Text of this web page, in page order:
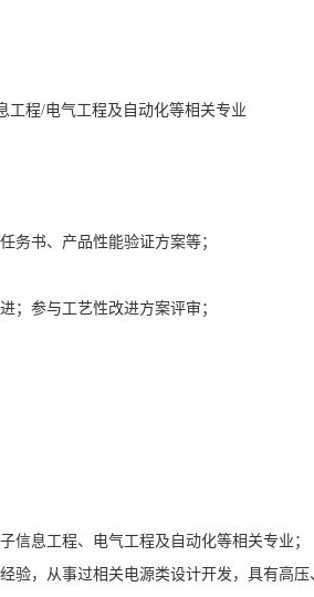
工程/电气工程及自动化等相关专业
务书、产品性能验证方案等；
；参与工艺性改进方案评审；
信息工程、电气工程及自动化等相关专业；
验，从事过相关电源类设计开发，具有高